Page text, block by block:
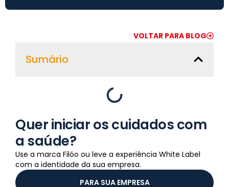
VOLTAR PARA BLOG
Sumário
Quer iniciar os cuidados com
a saúde?
Use a marca Filóo ou leve a experiência White Label
com a identidade da sua empresa.
PARA SUA EMPRESA